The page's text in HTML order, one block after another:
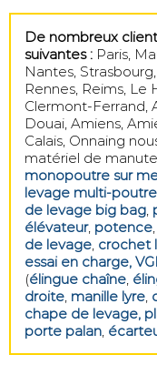
De nombreux
suivantes : Paris,
Nantes,
Rennes, Reims, Le
Clermont-Ferrand,
Douai, Amiens,
Calais, Onnaing
matériel de
monopoutre sur
levage multi-
de levage big bag,
élévateur, potence,
de levage, crochet
essai en charge,
(élingue chaîne,
droite, manille lyre,
chape de levage,
porte palan,